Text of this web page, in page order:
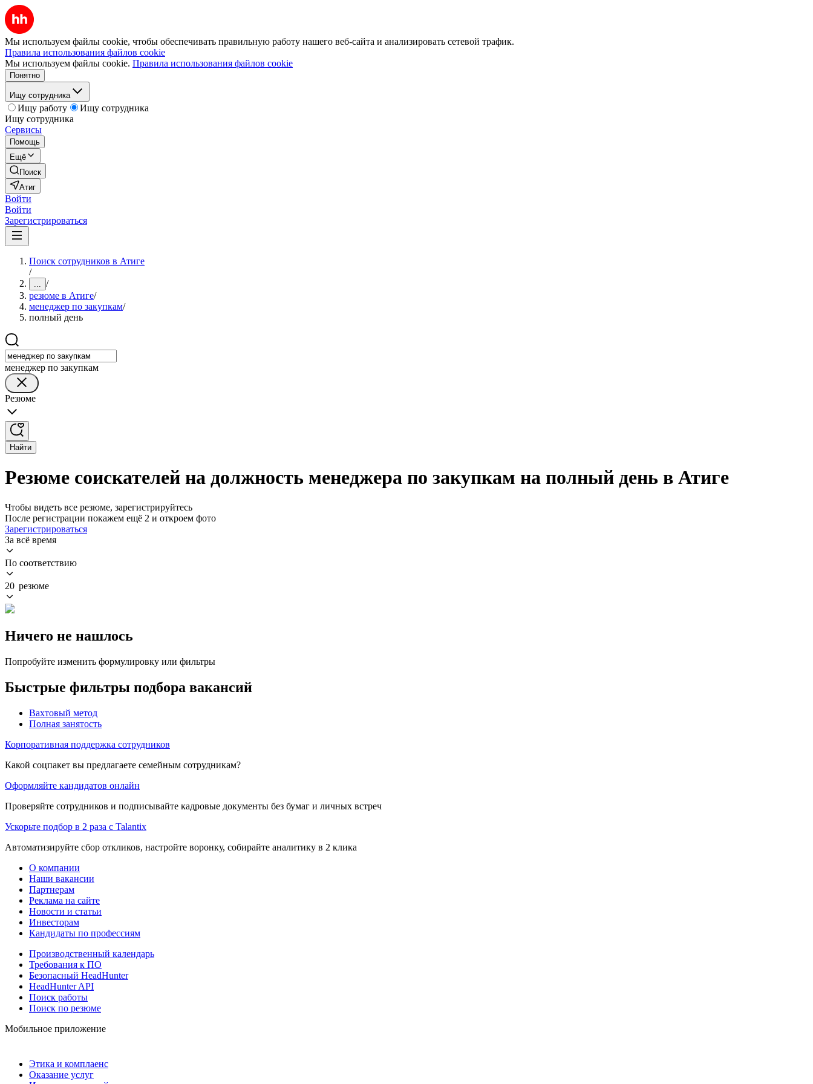
Мы используем файлы cookie, чтобы обеспечивать правильную работу нашего веб-сайта и анализировать сетевой трафик.
Правила использования файлов cookie
Мы используем файлы cookie. Правила использования файлов cookie
Понятно
Ищу сотрудника
Ищу работу
Ищу сотрудника
Ищу сотрудника
Сервисы
Помощь
Ещё
Поиск
Атиг
Войти
Войти
Зарегистрироваться
Поиск сотрудников в Атиге
/
... /
резюме в Атиге/
менеджер по закупкам/
полный день
менеджер по закупкам
Резюме
Найти
Резюме соискателей на должность менеджера по закупкам на полный день в Атиге
Чтобы видеть все резюме, зарегистрируйтесь
После регистрации покажем ещё 2 и откроем фото
Зарегистрироваться
За всё время
По соответствию
20 резюме
Ничего не нашлось
Попробуйте изменить формулировку или фильтры
Быстрые фильтры подбора вакансий
Вахтовый метод
Полная занятость
Корпоративная поддержка сотрудников
Какой соцпакет вы предлагаете семейным сотрудникам?
Оформляйте кандидатов онлайн
Проверяйте сотрудников и подписывайте кадровые документы без бумаг и личных встреч
Ускорьте подбор в 2 раза с Talantix
Автоматизируйте сбор откликов, настройте воронку, собирайте аналитику в 2 клика
О компании
Наши вакансии
Партнерам
Реклама на сайте
Новости и статьи
Инвесторам
Кандидаты по профессиям
Производственный календарь
Требования к ПО
Безопасный HeadHunter
HeadHunter API
Поиск работы
Поиск по резюме
Мобильное приложение
Этика и комплаенс
Оказание услуг